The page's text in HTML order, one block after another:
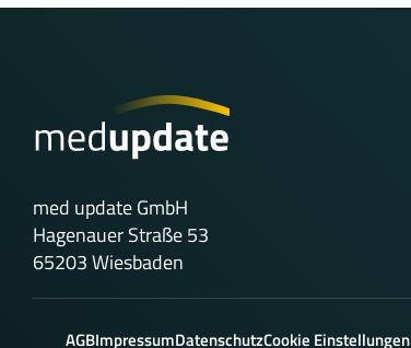
med update GmbH
Hagenauer Straße 53
65203 Wiesbaden
AGBImpressumDatenschutzCookie Einstellungen